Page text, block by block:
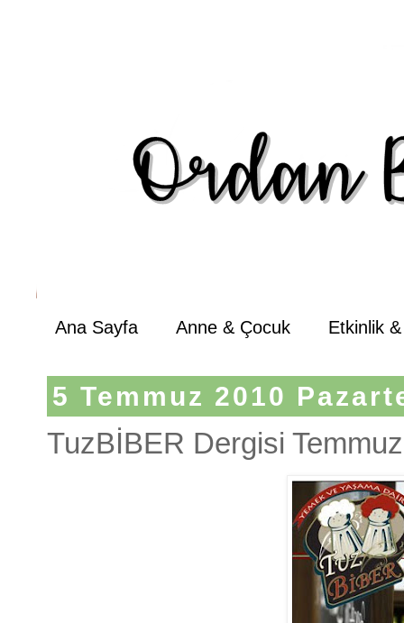
Ana Sayfa Anne & Çocuk Etkinlik
5 Temmuz 2010
TuzBİBER Dergisi Temmuz